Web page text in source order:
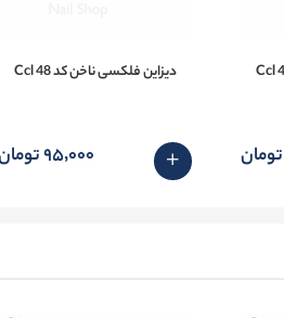
دیزاین فلکسی ناخن کد 48 Ccl
95٬000 تومان